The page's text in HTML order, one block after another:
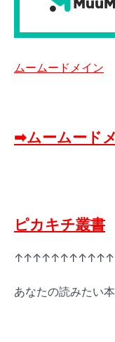
ムームードメイン
➡ムームード
ピカキチ叢書
あなたの読みたい